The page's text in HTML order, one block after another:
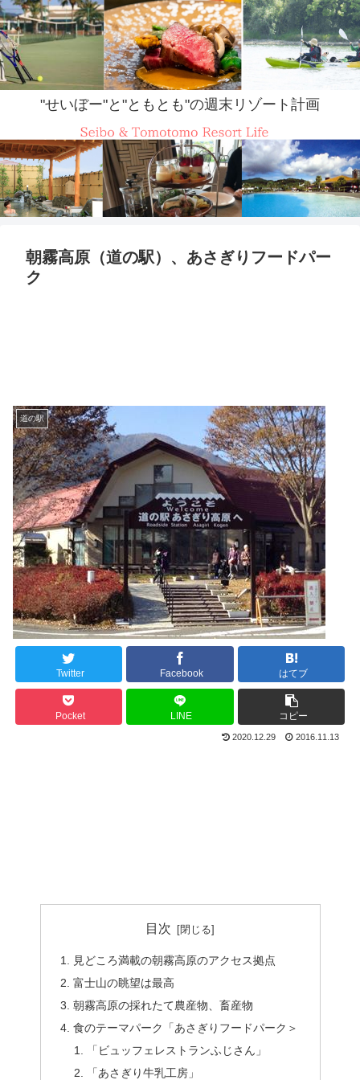
"せいぼー"と"ともとも"の週末リゾート計画
朝霧高原（道の駅）、あさぎりフードパー
ク
道の駅
Twitter Facebook はてブ
Pocket LINE コピー
2020.12.29 2016.11.13
目次
見どころ満載の朝霧高原のアクセス拠点
富士山の眺望は最高
朝霧高原の採れたて農産物、畜産物
食のテーマパーク「あさぎりフードパーク＞
「ビュッフェレストランふじさん」
「あさぎり牛乳工房」